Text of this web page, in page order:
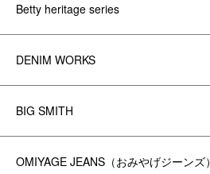
Betty heritage series
DENIM WORKS
BIG SMITH
OMIYAGE JEANS（おみやげジーンズ）